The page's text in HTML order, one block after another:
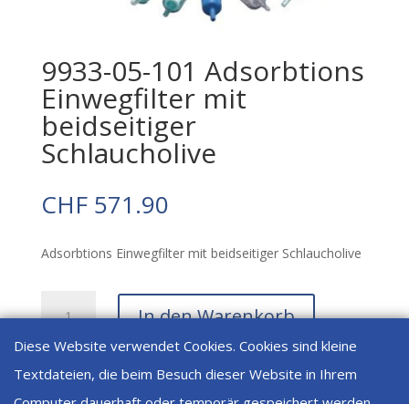
9933-05-101 Adsorbtions
Einwegfilter mit
beidseitiger
Schlaucholive
CHF571.90
Adsorbtions Einwegfilter mit beidseitiger Schlaucholive
05-
101
Einwegfilter
In den Warenkorb
Artikelnummer:9933-05-101 Kategorien:Adsorber,
Diese Website verwendet Cookies. Cookies sind kleine
Textdateien, die beim Besuch dieser Website in Ihrem